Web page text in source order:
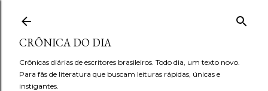
CRÔNICA DO DIA
Crônicas diárias de escritores brasileiros. Todo dia, um texto novo.
Para fãs de literatura que buscam leituras rápidas, únicas e
instigantes.